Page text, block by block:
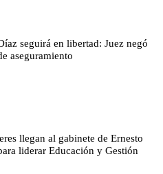
seguirá en libertad: Juez negó
aseguramiento
llegan al gabinete de Ernesto
liderar Educación y Gestión